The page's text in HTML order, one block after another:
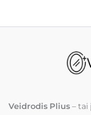
Veidrodis Plius – tai